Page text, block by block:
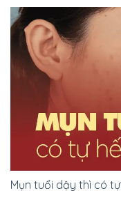
Mụn tuổi dậy thì có